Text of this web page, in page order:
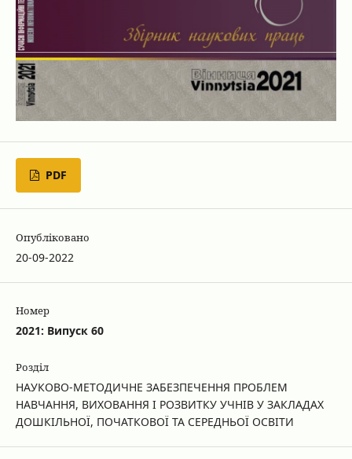
PDF
Опубліковано
20-09-2022
Номер
2021: Випуск 60
Розділ
НАУКОВО-МЕТОДИЧНЕ ЗАБЕЗПЕЧЕННЯ ПРОБЛЕМ
НАВЧАННЯ, ВИХОВАННЯ І РОЗВИТКУ УЧНІВ У ЗАКЛАДАХ
ДОШКІЛЬНОЇ, ПОЧАТКОВОЇ ТА СЕРЕДНЬОЇ ОСВІТИ